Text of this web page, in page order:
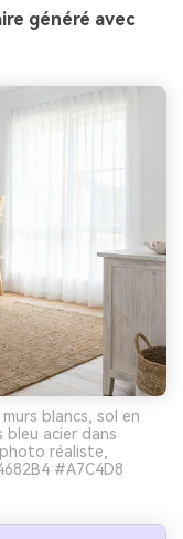
généré avec
blancs, sol en
bleu acier dans
réaliste,
#A7C4D8